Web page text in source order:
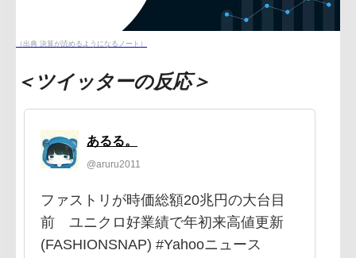
（出典 決算が読めるようになるノート）
＜ツイッターの反応＞
あるる。
@aruru2011
ファストリが時価総額20兆円の大台目
前 ユニクロ好業績で年初来高値更新
(FASHIONSNAP) #Yahooニュース